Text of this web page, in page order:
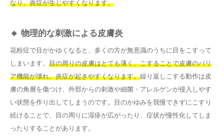
なり、炎症が生じやすくなります。
🔸 物理的な刺激による皮膚炎
花粉症で目がかゆくなると、多くの方が無意識のうちに目をこすって
しまいます。 目の周りの皮膚はとても薄く、こすることで皮膚のバリ
ア機能が壊れ、炎症が起きやすくなります。繰り返しこする動作は皮
膚の角層を傷つけ、外部からの刺激や細菌・アレルゲンが侵入しやす
い状態を作り出してしまうのです。目のかゆみを我慢できずにこすり
続けることで、目の周りに湿疹が広がったり、症状が慢性化してしま
ったりすることがあります。